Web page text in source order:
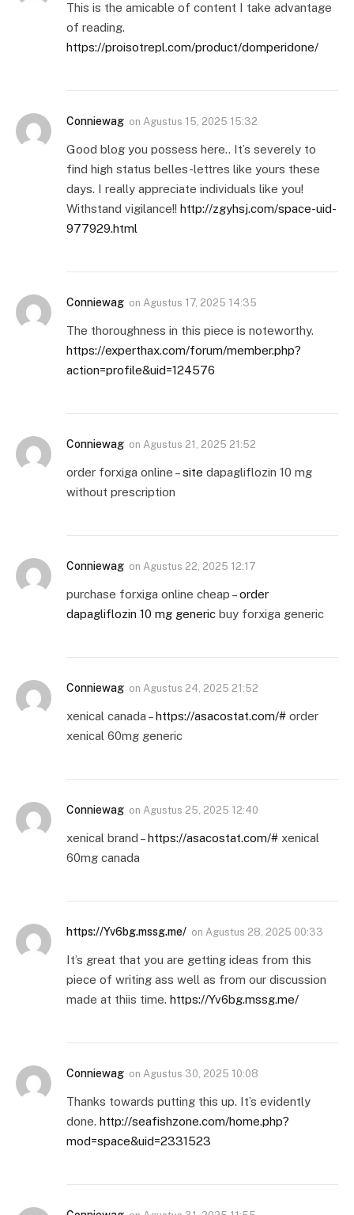
This is the amicable of content I take advantage
of reading.
https://proisotrepl.com/product/domperidone/
Conniewag on Agustus 15, 2025 15:32
Good blog you possess here.. It’s severely to
find high status belles-lettres like yours these
days. I really appreciate individuals like you!
Withstand vigilance!! http://zgyhsj.com/space-uid-
977929.html
Conniewag on Agustus 17, 2025 14:35
The thoroughness in this piece is noteworthy.
https://experthax.com/forum/member.php?
action=profile&uid=124576
Conniewag on Agustus 21, 2025 21:52
order forxiga online –site dapagliflozin 10 mg
without prescription
Conniewag on Agustus 22, 2025 12:17
purchase forxiga online cheap –order
dapagliflozin 10 mg generic buy forxiga generic
Conniewag on Agustus 24, 2025 21:52
xenical canada –https://asacostat.com/# order
xenical 60mg generic
Conniewag on Agustus 25, 2025 12:40
xenical brand –https://asacostat.com/# xenical
60mg canada
https://Yv6bg.mssg.me/ on Agustus 28, 2025 00:33
It’s great that you are getting ideas from this
piece of writing ass well as from our discussion
made at thiis time. https://Yv6bg.mssg.me/
Conniewag on Agustus 30, 2025 10:08
Thanks towards putting this up. It’s evidently
done. http://seafishzone.com/home.php?
mod=space&uid=2331523